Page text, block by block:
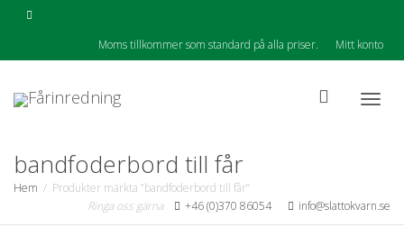
Moms tillkommer som standard på alla priser. Mitt konto
bandfoderbord till får
Hem
Produkter märkta ”bandfoderbord till får”
Ringa oss gärna
+46 (0)370 86054 info@slattokvarn.se